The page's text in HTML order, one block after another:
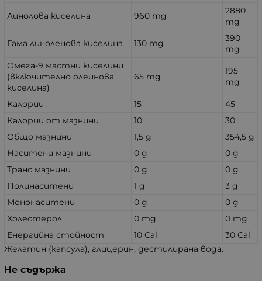
Линолова киселина 960 mg
2880
mg
Гама линоленова киселина 130 mg
390
mg
Омега-9 мастни киселини
(включително олеинова
киселина)
65 mg
195
mg
Калории 15
45
Калории от мазнини
10
30
Общо мазнини
1,5 g
354,5 g
Наситени мазнини
0 g
0 g
Транс мазнини
0 g
0 g
Полинаситени
1 g
3 g
Мононаситени
0 g
0 g
Холестерол
0 mg
0 mg
Енергийна стойност
10 Cal
30 Cal
Желатин (капсула), глицерин, дестилирана вода.
Не съдържа